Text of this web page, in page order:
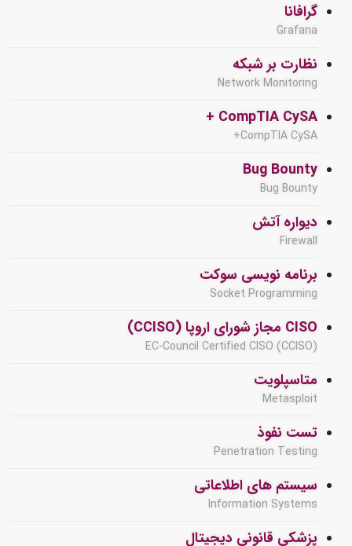
گرافانا
Grafana
نظارت بر شبکه
Network Monitoring
CompTIA CySA +
CompTIA CySA+
Bug Bounty
Bug Bounty
دیواره آتش
Firewall
برنامه نویسی سوکت
Socket Programming
CISO مجاز شورای اروپا (CCISO)
EC-Council Certified CISO (CCISO)
متاسپلویت
Metasploit
تست نفوذ
Penetration Testing
سیستم های اطلاعاتی
Information Systems
پزشکی قانونی دیجیتال